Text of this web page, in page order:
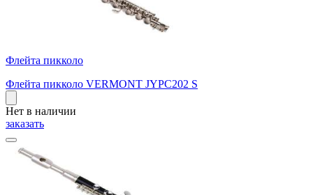
Флейта пикколо
Флейта пикколо VERMONT JYPC202 S
Нет в наличии
заказать